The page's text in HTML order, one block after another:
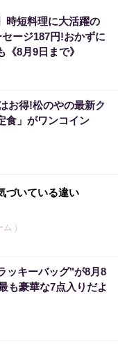
時短料理に大活躍の
ージ187円!おかずに
8月9日まで》
お得!松のやの最新ク
食」がワンコイン
づいている違い
）
ッキーバッグ"が8月8
も豪華な7点入りだよ